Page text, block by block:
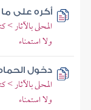
أكره على
المحلى بالآثار
ولا استمناء
دخول
المحلى بالآثار
ولا استمناء